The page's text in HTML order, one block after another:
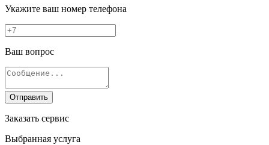
Укажите ваш номер телефона
Ваш вопрос
Отправить
Заказать сервис
Выбранная услуга